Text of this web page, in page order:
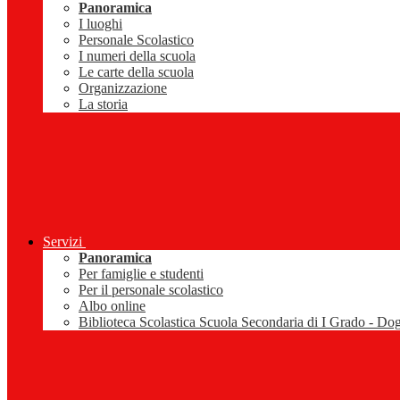
Panoramica
I luoghi
Personale Scolastico
I numeri della scuola
Le carte della scuola
Organizzazione
La storia
Servizi
Panoramica
Per famiglie e studenti
Per il personale scolastico
Albo online
Biblioteca Scolastica Scuola Secondaria di I Grado -